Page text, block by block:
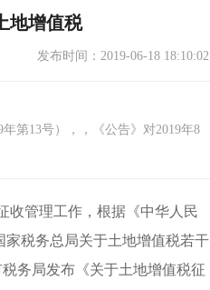
地增值税
发布时间： 2019-06-18 18:10:02
第13号），，《公告》对2019年8
管理工作，根据《中华人民
家税务总局关于土地增值税若干
务局发布《关于土地增值税征